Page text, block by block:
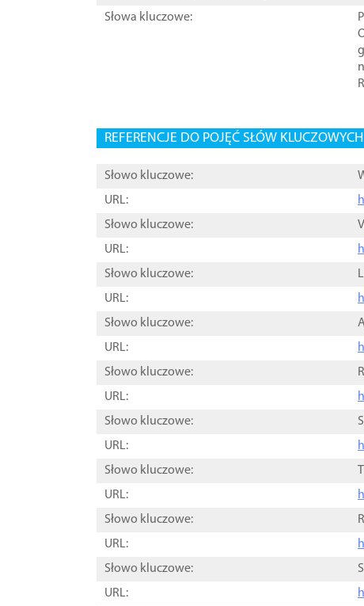
Słowa kluczowe:
REFERENCJE DO POJĘĆ SŁÓW
Słowo kluczowe:
URL:
Słowo kluczowe:
URL:
Słowo kluczowe:
URL:
Słowo kluczowe:
URL:
Słowo kluczowe:
URL:
Słowo kluczowe:
URL:
Słowo kluczowe:
URL:
Słowo kluczowe:
URL:
Słowo kluczowe:
URL: